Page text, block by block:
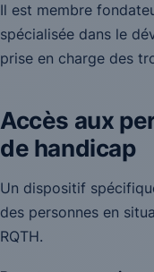
Il est membre
spécialisée dans le
prise en charge des
Accès aux
de handicap
Un dispositif
des personnes en
RQTH.